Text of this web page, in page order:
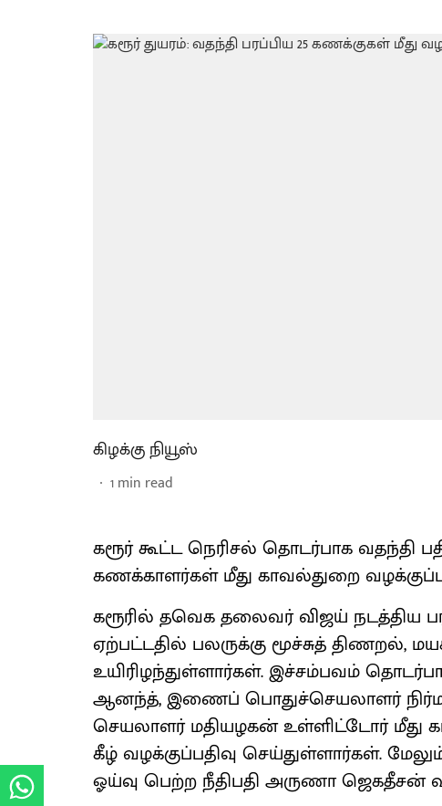
கிழக்கு நியூஸ்
1min read
கரூர் கூட்ட நெரிசல் தொடர்பாக வதந்தி
கணக்காளர்கள் மீது காவல்துறை
கரூரில் தவெக தலைவர் விஜய் நடத்திய
ஏற்பட்டதில் பலருக்கு மூச்சுத் திணறல்,
உயிரிழந்துள்ளார்கள். இச்சம்பவம்
ஆனந்த், இணைப் பொதுச்செயலாளர்
செயலாளர் மதியழகன் உள்ளிட்டோர் மீது
கீழ் வழக்குப்பதிவு செய்துள்ளார்கள்.
ஓய்வு பெற்ற நீதிபதி அருணா